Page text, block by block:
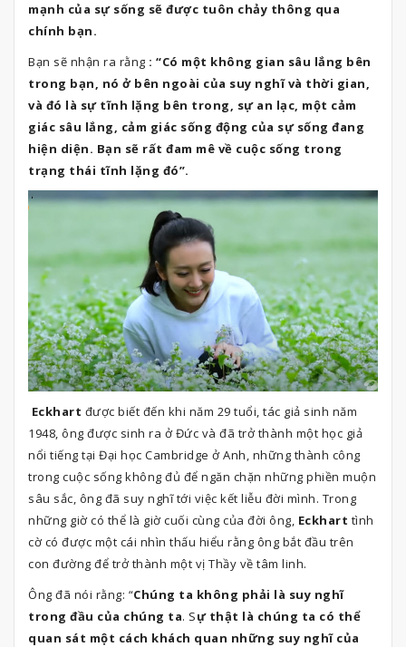
mạnh của sự sống sẽ được tuôn chảy thông qua
chính bạn.
Bạn sẽ nhận ra rằng : “Có một không gian sâu lắng bên
trong bạn, nó ở bên ngoài của suy nghĩ và thời gian,
và đó là sự tĩnh lặng bên trong, sự an lạc, một cảm
giác sâu lắng, cảm giác sống động của sự sống đang
hiện diện. Bạn sẽ rất đam mê về cuộc sống trong
trạng thái tĩnh lặng đó”.
Eckhart được biết đến khi năm 29 tuổi, tác giả sinh năm
1948, ông được sinh ra ở Đức và đã trở thành một học giả
nổi tiếng tại Đại học Cambridge ở Anh, những thành công
trong cuộc sống không đủ để ngăn chặn những phiền muộn
sâu sắc, ông đã suy nghĩ tới việc kết liễu đời mình. Trong
những giờ có thể là giờ cuối cùng của đời ông, Eckhart tình
cờ có được một cái nhìn thấu hiểu rằng ông bắt đầu trên
con đường để trở thành một vị Thầy về tâm linh.
Ông đã nói rằng: “Chúng ta không phải là suy nghĩ
trong đầu của chúng ta. Sự thật là chúng ta có thể
quan sát một cách khách quan những suy nghĩ của